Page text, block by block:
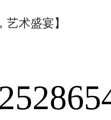
艺术盛宴】